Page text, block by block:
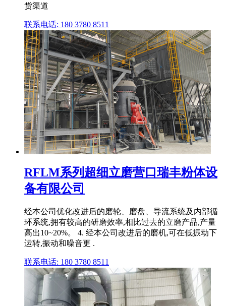
货渠道
联系电话: 180 3780 8511
RFLM系列超细立磨营口瑞丰粉体设
备有限公司
经本公司优化改进后的磨轮、磨盘、导流系统及内部循
环系统,拥有较高的研磨效率,相比过去的立磨产品,产量
高出10~20%。 4. 经本公司改进后的磨机,可在低振动下
运转,振动和噪音更 .
联系电话: 180 3780 8511